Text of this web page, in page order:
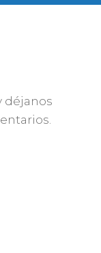
déjanos